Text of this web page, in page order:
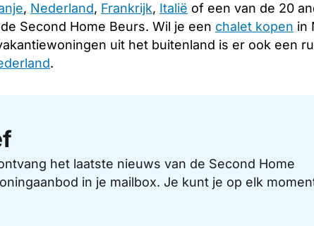
, Nederland, Frankrijk, Italië of een van de 20
Second Home Beurs. Wil je een chalet kopen in
uit het buitenland is er ook een
.
het laatste nieuws van de Second Home
in je mailbox. Je kunt je op elk